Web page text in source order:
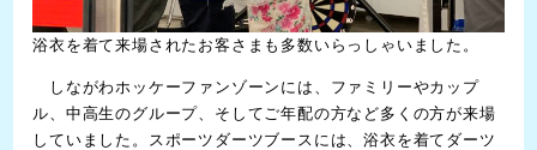
浴衣を着て来場されたお客さまも多数いらっしゃいました。
しながわホッケーファンゾーンには、ファミリーやカップ
ル、中高生のグループ、そしてご年配の方など多くの方が来場
していました。スポーツダーツブースには、浴衣を着てダーツ